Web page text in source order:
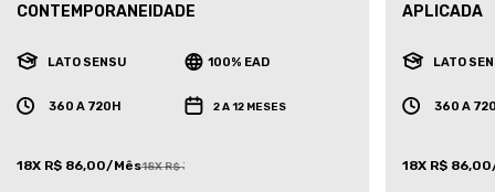
CONTEMPORANEIDADE
LATO SENSU 100% EAD
360 A 720H 2 A 12 MESES
18X R$ 86,00/Mês18X R$ 387,00/Mês
APLICADA
LATO
360 A
18X R$